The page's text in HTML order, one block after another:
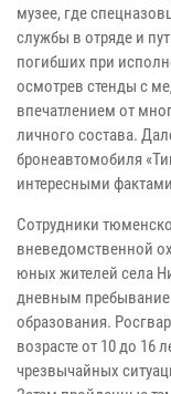
музее, где
службы в отряде и
погибших при
осмотрев стенды с
впечатлением от
личного состава.
бронеавтомобиля
интересными
Сотрудники
вневедомственной
юных жителей села
дневным
образования.
возрасте от 10 до 16
чрезвычайных